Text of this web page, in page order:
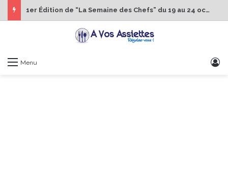
1er Édition de “La Semaine des Chefs” du 19 au 24 octobre 2026
Menu